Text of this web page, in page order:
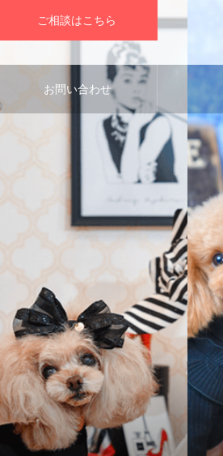
ご相談はこちら
お問い合わせ